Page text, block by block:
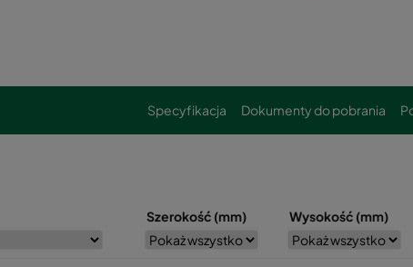
Specyfikacja Dokumenty do pobrania
Szerokość (mm) Wysokość (mm)